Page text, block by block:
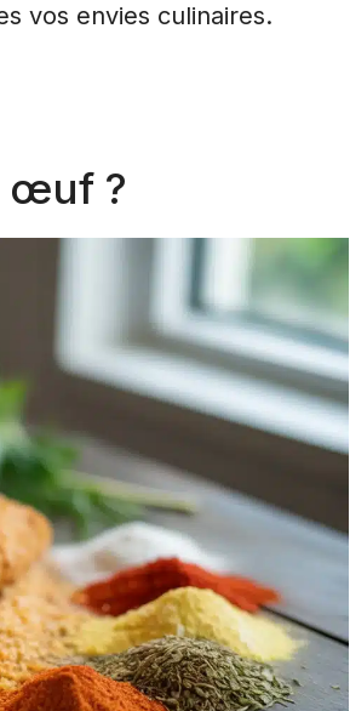
vos envies culinaires.
œuf ?